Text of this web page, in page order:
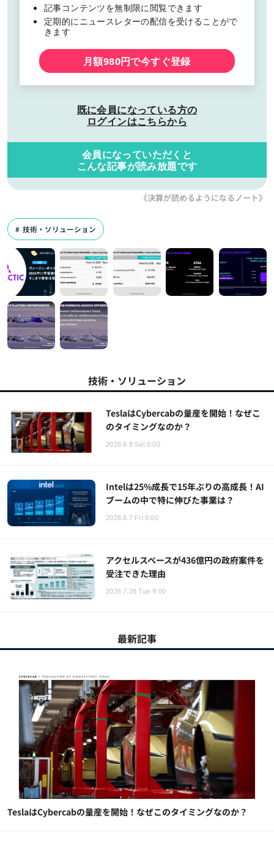
記事コンテンツを無制限に閲覧できます
定期的にニュースレターの配信を受けることがで
きます
月額980円で今すぐ登録
既に会員になっている方の
ログインはこちらから
会員になっていただくと
こんな記事が読み放題です
《決算が読めるようになるノート》
技術・ソリューション
技術・ソリューション
TeslaはCybercabの量産を開始！なぜこ
のタイミングなのか？
2026.8.8 Sat 6:00
Intelは25%成長で15年ぶりの高成長！AI
ブームの中で特に伸びた事業は？
2026.8.7 Fri 6:00
アクセルスペースが436億円の政府案件を
受注できた理由
2026.7.28 Tue 9:00
最新記事
TeslaはCybercabの量産を開始！なぜこのタイミングなのか？